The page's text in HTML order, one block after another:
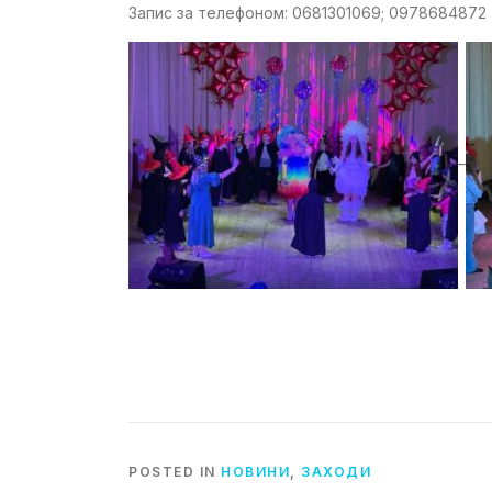
Запис за телефоном: 0681301069; 0978684872
–
POSTED IN НОВИНИ, ЗАХОДИ